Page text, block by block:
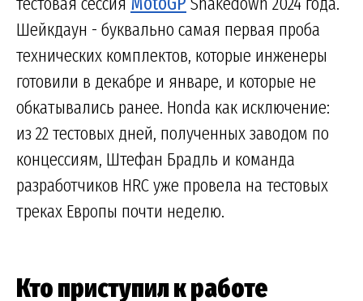
Шейкдаун - буквально самая первая проба
технических комплектов, которые инженеры
готовили в декабре и январе, и которые не
обкатывались ранее. Honda как исключение:
из 22 тестовых дней, полученных заводом по
концессиям, Штефан Брадль и команда
разработчиков HRC уже провела на тестовых
треках Европы почти неделю.
Кто приступил к работе